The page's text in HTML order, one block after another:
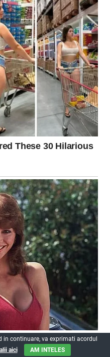
in continuare, va exprimati acordul
aici AM INTELES